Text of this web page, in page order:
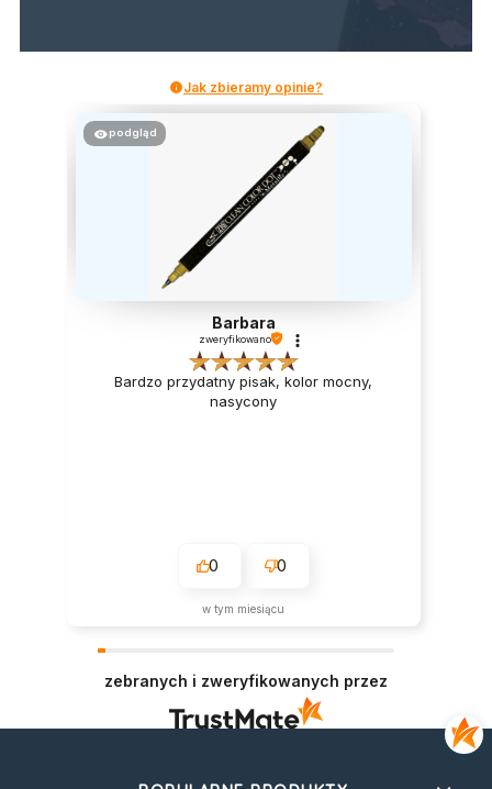
Jak zbieramy opinie?
podgląd
Barbara
zweryfikowano
Bardzo przydatny pisak, kolor mocny,
nasycony
0 0
w tym miesiącu
zebranych i zweryfikowanych przez